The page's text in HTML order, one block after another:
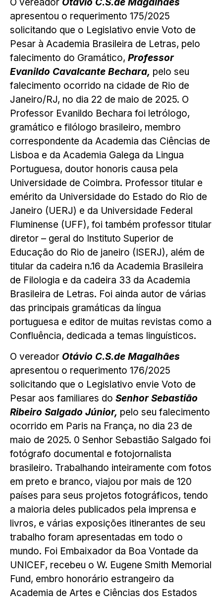
apresentou o requerimento 175/2025
solicitando que o Legislativo envie Voto de
Pesar à Academia Brasileira de Letras, pelo
falecimento do Gramático, Professor
Evanildo Cavalcante Bechara, pelo seu
falecimento ocorrido na cidade de Rio de
Janeiro/RJ, no dia 22 de maio de 2025. O
Professor Evanildo Bechara foi letrólogo,
gramático e filólogo brasileiro, membro
correspondente da Academia das Ciências de
Lisboa e da Academia Galega da Lingua
Portuguesa, doutor honoris causa pela
Universidade de Coimbra. Professor titular e
emérito da Universidade do Estado do Rio de
Janeiro (UERJ) e da Universidade Federal
Fluminense (UFF), foi também professor titular
diretor – geral do Instituto Superior de
Educação do Rio de janeiro (ISERJ), além de
titular da cadeira n.16 da Academia Brasileira
de Filologia e da cadeira 33 da Academia
Brasileira de Letras. Foi ainda autor de várias
das principais gramáticas da língua
portuguesa e editor de muitas revistas como a
Confluência, dedicada a temas linguísticos.
O vereador Otávio C.S.de Magalhães
apresentou o requerimento 176/2025
solicitando que o Legislativo envie Voto de
Pesar aos familiares do Senhor Sebastião
Ribeiro Salgado Júnior, pelo seu falecimento
ocorrido em Paris na França, no dia 23 de
maio de 2025. 0 Senhor Sebastião Salgado foi
fotógrafo documental e fotojornalista
brasileiro. Trabalhando inteiramente com fotos
em preto e branco, viajou por mais de 120
países para seus projetos fotográficos, tendo
a maioria deles publicados pela imprensa e
livros, e várias exposições itinerantes de seu
trabalho foram apresentadas em todo o
mundo. Foi Embaixador da Boa Vontade da
UNICEF, recebeu o W. Eugene Smith Memorial
Fund, embro honorário estrangeiro da
Academia de Artes e Ciências dos Estados